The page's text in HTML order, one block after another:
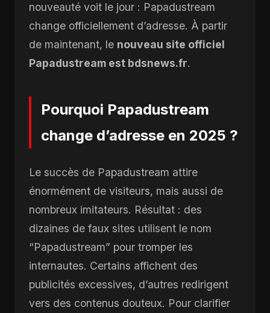
nouveauté voit le jour : Papadustream
change officiellement d’adresse. À partir
de maintenant, le nouveau site officiel
Papadustream est bdsnews.fr.
Pourquoi Papadustream
change d’adresse en 2025 ?
Le succès de Papadustream attire
énormément de visiteurs, mais aussi de
nombreux imitateurs. Résultat : des
dizaines de faux sites utilisent le nom
“Papadustream” pour tromper les
internautes. Certains affichent des
publicités excessives, d’autres redirigent
vers des contenus douteux. Pour clarifier